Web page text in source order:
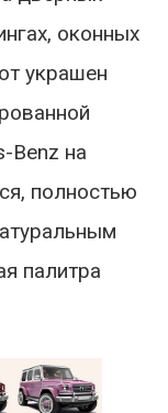
оконных
украшен
Benz на
полностью
палитра